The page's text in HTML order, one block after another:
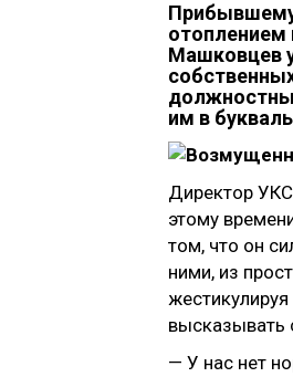
Прибывшему
отоплением
Машковцев
им в
Директор
этому
том, что он
ними, из
высказывать
— У нас нет